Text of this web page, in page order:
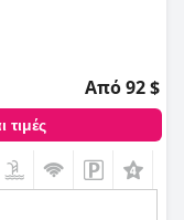
Από 92 $
τιμές